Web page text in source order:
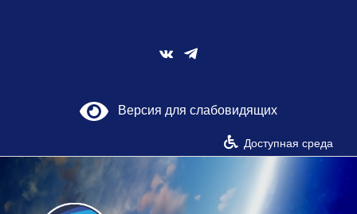
Vk
Версия для слабовидящих
Доступная среда